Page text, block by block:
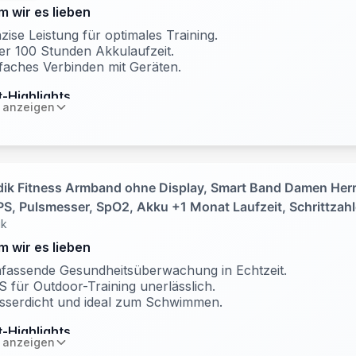
wir es lieben
Leistung für optimales Training.
100 Stunden Akkulaufzeit.
Verbinden mit Geräten.
Highlights
Akku mit hoher Kapazität und einer
von über 100 Stunden ist TRACKR HEART
bereit für das Training
verbunden: Mit ANT+- und Bluetooth-Konnektivität
TRACKR HEART RATE mit einem Smartphone zu
an eine Vielzahl von Fitnessgeräten zu übertragen
den beliebtesten Trainings-Apps und Zubehör zu
Komfort: TRACKR Heart Rate bietet einen
anzeigen
Fitness Armband ohne Display, Smart Band Damen
Pulsmesser, SpO2, Akku +1 Monat Laufzeit,
Benachrichtigungen, IP68 Wasserdicht,
i
wir es lieben
Gesundheitsüberwachung in Echtzeit.
für Outdoor-Training unerlässlich.
und ideal zum Schwimmen.
Highlights
anzeigen